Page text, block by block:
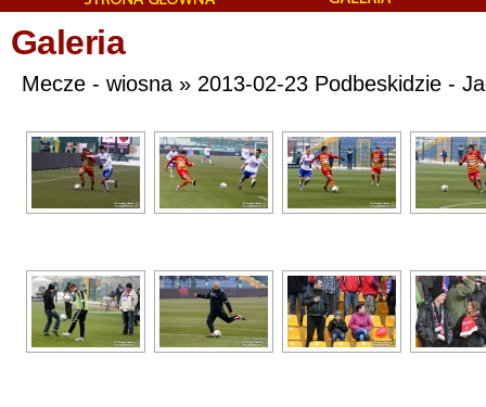
Galeria
Mecze - wiosna » 2013-02-23 Podbeskidzie -